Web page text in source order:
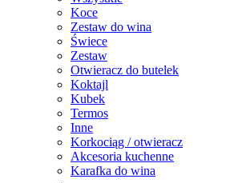
Koce
Zestaw do wina
Świece
Zestaw
Otwieracz do butelek
Koktajl
Kubek
Termos
Inne
Korkociąg / otwieracz
Akcesoria kuchenne
Karafka do wina